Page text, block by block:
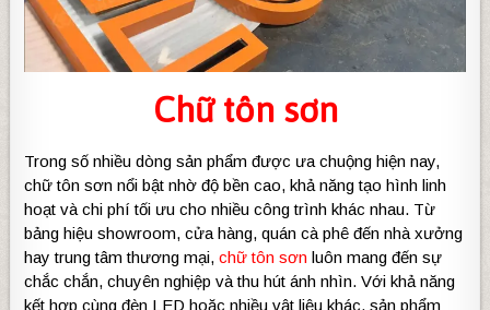
Chữ tôn sơn
Trong số nhiều dòng sản phẩm được ưa chuộng hiện nay,
chữ tôn sơn nổi bật nhờ độ bền cao, khả năng tạo hình linh
hoạt và chi phí tối ưu cho nhiều công trình khác nhau. Từ
bảng hiệu showroom, cửa hàng, quán cà phê đến nhà xưởng
hay trung tâm thương mại,chữ tôn sơn luôn mang đến sự
chắc chắn, chuyên nghiệp và thu hút ánh nhìn. Với khả năng
kết hợp cùng đèn LED hoặc nhiều vật liệu khác, sản phẩm